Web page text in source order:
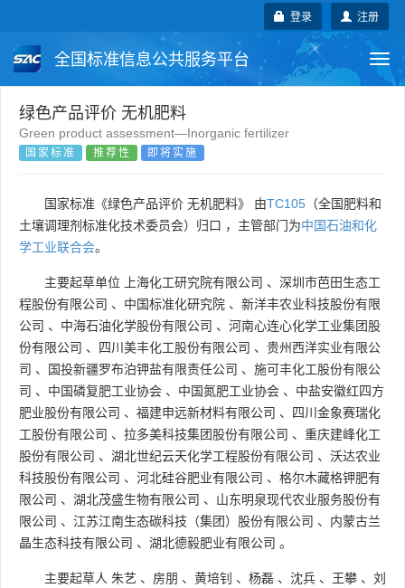
注册
登录
全国标准信息公共服务平台
国家标准 行业标准
团体标准 企业标准
国外标准 技术委员会
绿色产品评价 无机肥料
Green product assessment—Inorganic fertilizer
国家标准 推荐性 即将实施
国家标准《绿色产品评价 无机肥料》 由TC105 （全国肥料和
土壤调理剂标准化技术委员会）归口 ，主管部门为中国石油和化
学工业联合会。
主要起草单位 上海化工研究院有限公司 、 深圳市芭田生态工
程股份有限公司 、 中国标准化研究院 、 新洋丰农业科技股份有限
公司 、 中海石油化学股份有限公司 、 河南心连心化学工业集团股
份有限公司 、 四川美丰化工股份有限公司 、 贵州西洋实业有限公
司 、 国投新疆罗布泊钾盐有限责任公司 、 施可丰化工股份有限公
司 、 中国磷复肥工业协会 、 中国氮肥工业协会 、 中盐安徽红四方
肥业股份有限公司 、 福建申远新材料有限公司 、
四川金象赛瑞化
工股份有限公司 、 拉多美科技集团股份有限公司 、 重庆建峰化工
股份有限公司 、 湖北世纪云天化学工程股份有限公司 、 沃达农业
科技股份有限公司 、 河北硅谷肥业有限公司 、 格尔木藏格钾肥有
限公司 、 湖北茂盛生物有限公司 、 山东明泉现代农业服务股份有
限公司 、 江苏江南生态碳科技（集团）股份有限公司 、 内蒙古兰
晶生态科技有限公司 、 湖北德毅肥业有限公司 。
主要起草人 朱艺 、 房朋 、 黄培钊 、 杨磊 、 沈兵 、 王攀 、 刘